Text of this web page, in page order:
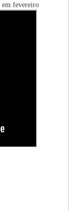
em fevereiro